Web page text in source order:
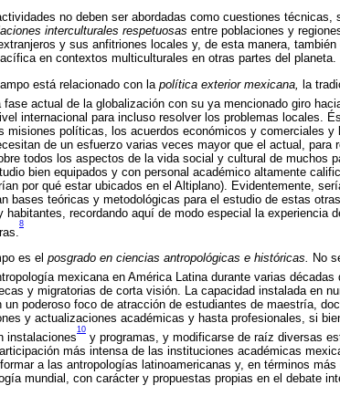
no deben ser abordadas como cuestiones
interculturales respetuosas entre poblaciones y
y sus anfitriones locales y, de esta manera,
en contextos multiculturales en otras partes del planeta.
está relacionado con la política exterior mexicana, la
fase actual de la globalización con su ya mencionado giro
internacional para incluso resolver los problemas locales.
misiones políticas, los acuerdos económicos y comerciales
de un esfuerzo varias veces mayor que el actual, para
todos los aspectos de la vida social y cultural de muchos
bien equipados y con personal académico altamente
por qué estar ubicados en el Altiplano). Evidentemente,
bases teóricas y metodológicas para el estudio de estas
habitantes, recordando aquí de modo especial la experiencia
8
es el posgrado en ciencias antropológicas e históricas.
No
mexicana en América Latina durante varias décadas
y migratorias de corta visión. La capacidad instalada en
un poderoso foco de atracción de estudiantes de maestría,
y actualizaciones académicas y hasta profesionales, si
instalaciones
10
y programas, y modificarse de raíz diversas
más intensa de las instituciones académicas
a las antropologías latinoamericanas y, en términos
mundial, con carácter y propuestas propias en el debate